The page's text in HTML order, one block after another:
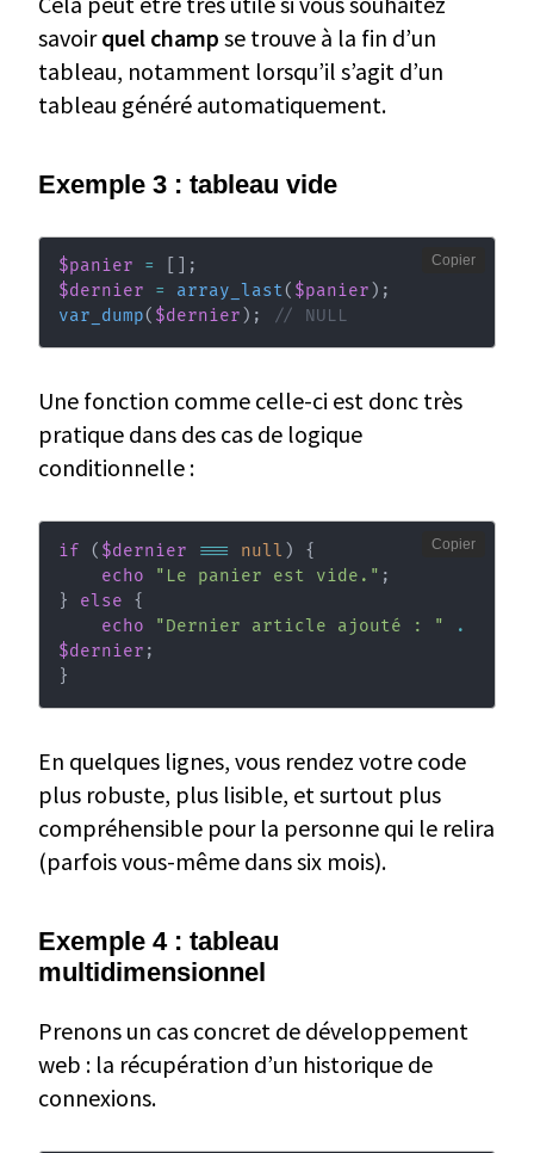
savoirquel champ se trouve à la fin d’un
tableau, notamment lorsqu’il s’agit d’un
tableau généré automatiquement.
Exemple 3 : tableau vide
$panier =
;
$dernier
= array_last( $panier ) ;
var_dump( $dernier ) ; // NULL
Copier
Une fonction comme celle-ci est donc très
pratique dans des cas de logique
conditionnelle :
if ( $dernier === null )
{
echo
"Le panier est vide." ;
}
else
{
echo
"Dernier article ajouté : "
.
$dernier ;
}
Copier
En quelques lignes, vous rendez votre code
plus robuste, plus lisible, et surtout plus
compréhensible pour la personne qui le relira
(parfois vous-même dans six mois).
Exemple 4 : tableau
multidimensionnel
Prenons un cas concret de développement
web : la récupération d’un historique de
connexions.